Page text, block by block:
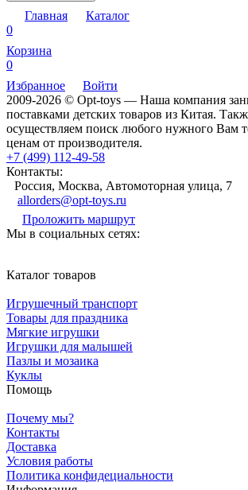
Главная
Каталог
0
Корзина
0
Избранное
Войти
2009-2026 © Opt-toys — Наша компания
поставками детских товаров из Китая.
осуществляем поиск любого нужного Вам
ценам от производителя.
+7 (499) 112-49-58
Контакты:
Россия, Москва, Автомоторная улица, 7
allorders@opt-toys.ru
Проложить маршрут
Мы в социальных сетях:
Каталог товаров
Игрушечный транспорт
Товары для праздника
Мягкие игрушки
Игрушки для малышей
Пазлы и мозаика
Куклы
Помощь
Почему мы?
Контакты
Доставка
Условия работы
Политика конфидециальности